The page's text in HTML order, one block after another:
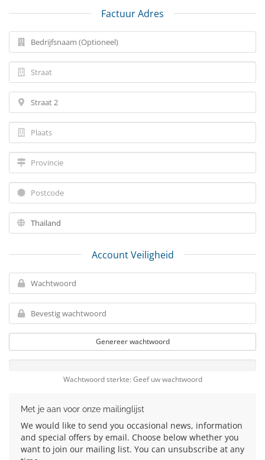
Factuur Adres
Account Veiligheid
Genereer wachtwoord
Wachtwoord sterkte: Geef uw wachtwoord
Met je aan voor onze mailinglijst
We would like to send you occasional news, information
and special offers by email. Choose below whether you
want to join our mailing list. You can unsubscribe at any